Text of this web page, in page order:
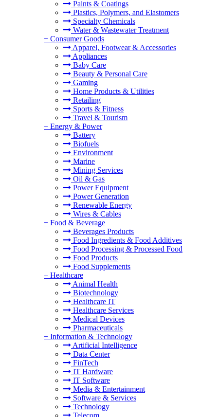
Paints & Coatings
Plastics, Polymers, and Elastomers
Specialty Chemicals
Water & Wastewater Treatment
+ Consumer Goods
Apparel, Footwear & Accessories
Appliances
Baby Care
Beauty & Personal Care
Gaming
Home Products & Utilities
Retailing
Sports & Fitness
Travel & Tourism
+ Energy & Power
Battery
Biofuels
Environment
Marine
Mining Services
Oil & Gas
Power Equipment
Power Generation
Renewable Energy
Wires & Cables
+ Food & Beverage
Beverages Products
Food Ingredients & Food Additives
Food Processing & Processed Food
Food Products
Food Supplements
+ Healthcare
Animal Health
Biotechnology
Healthcare IT
Healthcare Services
Medical Devices
Pharmaceuticals
+ Information & Technology
Artificial Intelligence
Data Center
FinTech
IT Hardware
IT Software
Media & Entertainment
Software & Services
Technology
Telecom